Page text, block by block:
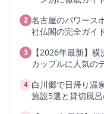
2 名古屋のパワース
社仏閣の完全ガイ
3
【2026年最新】
カップルに人気の
4 白川郷で日帰り温
施設5選と貸切風